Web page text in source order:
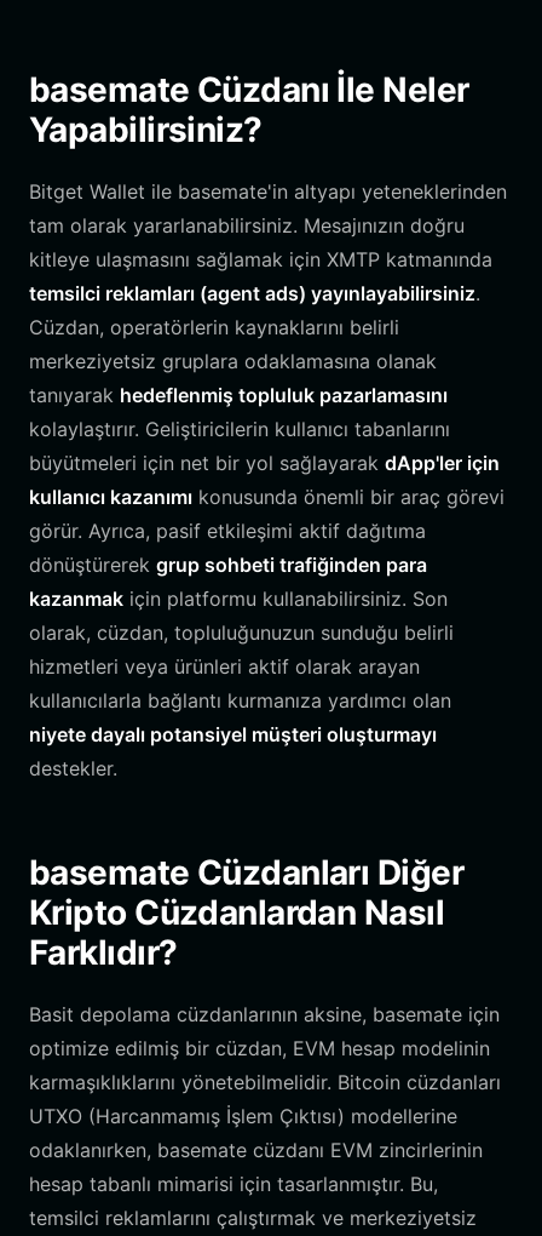
basemate Cüzdanı İle Neler
Yapabilirsiniz?
Bitget Wallet ile basemate'in altyapı yeteneklerinden
tam olarak yararlanabilirsiniz. Mesajınızın doğru
kitleye ulaşmasını sağlamak için XMTP katmanında
temsilci reklamları (agent ads) yayınlayabilirsiniz.
Cüzdan, operatörlerin kaynaklarını belirli
merkeziyetsiz gruplara odaklamasına olanak
tanıyarak hedeflenmiş topluluk pazarlamasını
kolaylaştırır. Geliştiricilerin kullanıcı tabanlarını
büyütmeleri için net bir yol sağlayarak dApp'ler için
kullanıcı kazanımı konusunda önemli bir araç görevi
görür. Ayrıca, pasif etkileşimi aktif dağıtıma
dönüştürerek grup sohbeti trafiğinden para
kazanmak için platformu kullanabilirsiniz. Son
olarak, cüzdan, topluluğunuzun sunduğu belirli
hizmetleri veya ürünleri aktif olarak arayan
kullanıcılarla bağlantı kurmanıza yardımcı olan
niyete dayalı potansiyel müşteri oluşturmayı
destekler.
basemate Cüzdanları Diğer
Kripto Cüzdanlardan Nasıl
Farklıdır?
Basit depolama cüzdanlarının aksine, basemate için
optimize edilmiş bir cüzdan, EVM hesap modelinin
karmaşıklıklarını yönetebilmelidir. Bitcoin cüzdanları
UTXO (Harcanmamış İşlem Çıktısı) modellerine
odaklanırken, basemate cüzdanı EVM zincirlerinin
hesap tabanlı mimarisi için tasarlanmıştır. Bu,
temsilci reklamlarını çalıştırmak ve merkeziyetsiz